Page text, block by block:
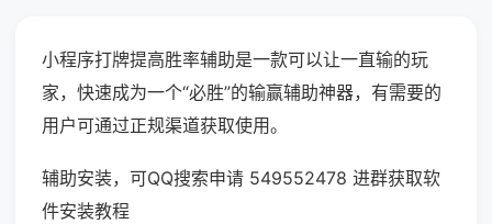
小程序打牌提高胜率辅助是一款可以让一直输的玩
家，快速成为一个“必胜”的输赢辅助神器，有需要的
用户可通过正规渠道获取使用。
辅助安装，可QQ搜索申请 549552478 进群获取软
件安装教程